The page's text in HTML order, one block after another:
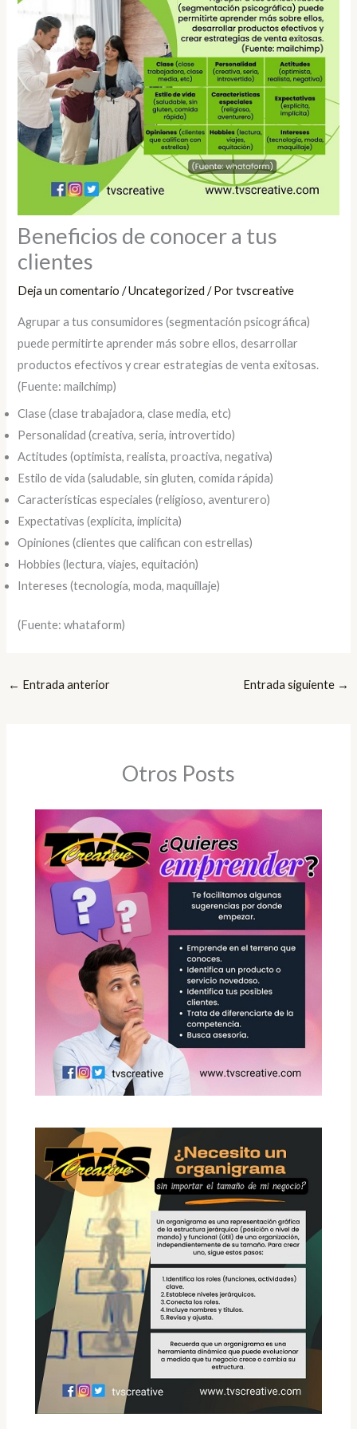
Beneficios de conocer a tus
clientes
Deja un comentario /Uncategorized / Portvscreative
Agrupar a tus consumidores (segmentación psicográfica)
puede permitirte aprender más sobre ellos, desarrollar
productos efectivos y crear estrategias de venta exitosas.
(Fuente: mailchimp)
Clase (clase trabajadora, clase media, etc)
Personalidad (creativa, seria, introvertido)
Actitudes (optimista, realista, proactiva, negativa)
Estilo de vida (saludable, sin gluten, comida rápida)
Características especiales (religioso, aventurero)
Expectativas (explícita, implícita)
Opiniones (clientes que califican con estrellas)
Hobbies (lectura, viajes, equitación)
Intereses (tecnología, moda, maquillaje)
(Fuente: whataform)
← Entrada anterior Entrada siguiente →
Otros Posts